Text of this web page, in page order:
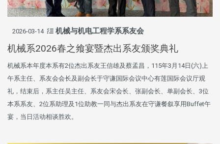
2026-03-14 机械与机电工程学系系友会
机械系2026春之飨宴暨杰出系友颁奖典礼
机械系本年度本系有2位杰出系友王信雄及蔡孟昌，115年3月14日(六)上
午系主任、系友会会长及副会长于守谦国际会议中心有莲国际会议厅观
礼，结束后，系主任吴主任、系友会宋会长、张副会长、单副会长、3位
本系系友、2位系助理及1位助教一同与杰出系友在守谦餐叙享用Buffet午
宴，当日活动相谈胜欢。